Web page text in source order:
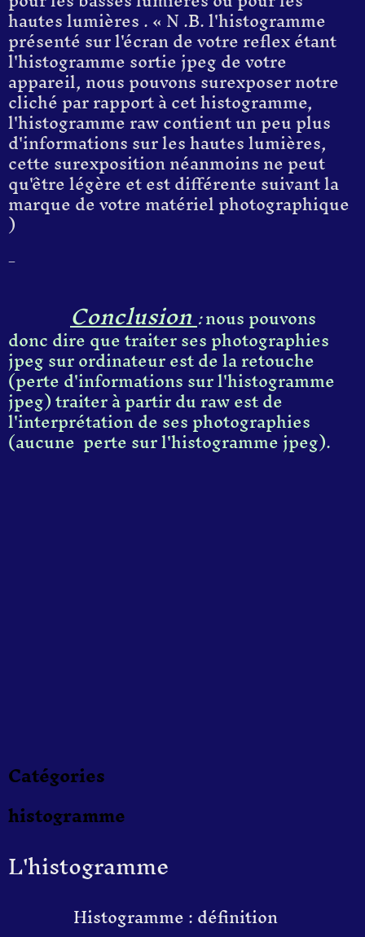
hautes lumières. «N .B.l'histogramme
présenté sur l'écran de votre reflexétant
l'histogramme sortie jpeg de votre
appareil,nous pouvons surexposer notre
cliché par rapport à cet histogramme,
l'histogramme raw contient un peu plus
d'informations sur les hautes lumières,
cette surexposition néanmoins ne peut
qu'être légère et est différente suivant la
marque de votre matériel photographique
)
_
Conclusion:nous pouvons
donc dire que traiter ses photographies
jpeg sur ordinateur est de la retouche
(perte d'informations sur l'histogramme
jpeg) traiter à partir du raw est de
l'interprétation de ses photographies
(aucune perte sur l'histogramme jpeg).
Catégories
histogramme
L'histogramme
Histogramme : définition